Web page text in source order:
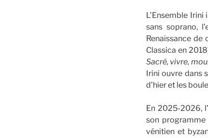
L’Ensemble
sans soprano,
Renaissance de
Classica en
Sacré, vivre,
Irini ouvre dans
d’hier et les
En 2025-2026,
son
vénitien et